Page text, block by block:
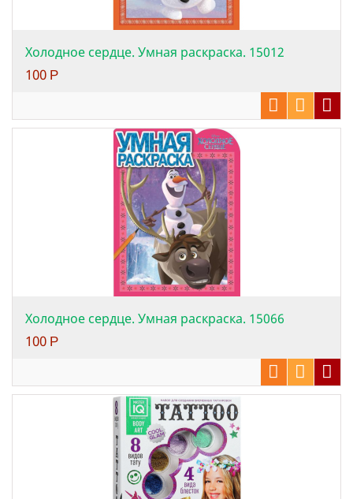
Холодное сердце. Умная раскраска. 15012
100 Р
Холодное сердце. Умная раскраска. 15066
100 Р